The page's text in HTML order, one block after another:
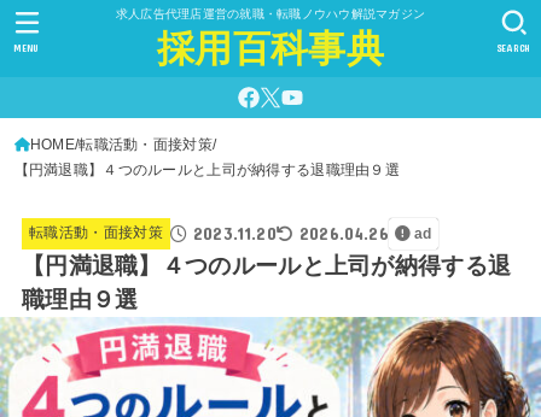
求人広告代理店運営の就職・転職ノウハウ解説マガジン
採用百科事典 SEARCH
MENU
HOME 転職活動・面接対策
【円満退職】４つのルールと上司が納得する退職理由９選
転職活動・面接対策 2023.11.20 2026.04.26 ad
【円満退職】４つのルールと上司が納得する退
職理由９選